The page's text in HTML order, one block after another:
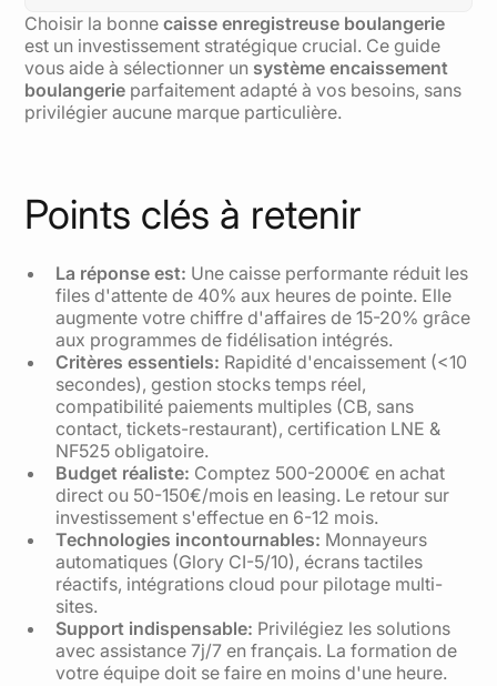
Choisir la bonnecaisse enregistreuse boulangerie
est un investissement stratégique crucial. Ce guide
vous aide à sélectionner un système encaissement
boulangerie parfaitement adapté à vos besoins, sans
privilégier aucune marque particulière.
Points clés à retenir
La réponse est: Une caisse performante réduit les
files d'attente de 40% aux heures de pointe. Elle
augmente votre chiffre d'affaires de 15-20% grâce
aux programmes de fidélisation intégrés.
Critères essentiels: Rapidité d'encaissement (<10
secondes), gestion stocks temps réel,
compatibilité paiements multiples (CB, sans
contact, tickets-restaurant), certification LNE &
NF525 obligatoire.
Budget réaliste: Comptez 500-2000€ en achat
direct ou 50-150€/mois en leasing. Le retour sur
investissement s'effectue en 6-12 mois.
Technologies incontournables: Monnayeurs
automatiques (Glory CI-5/10), écrans tactiles
réactifs, intégrations cloud pour pilotage multi-
sites.
Support indispensable: Privilégiez les solutions
avec assistance 7j/7 en français. La formation de
votre équipe doit se faire en moins d'une heure.